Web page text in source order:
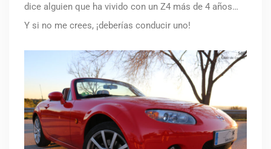
dice alguien que ha vivido con un Z4 más de 4 años…
Y si no me crees, ¡deberías conducir uno!